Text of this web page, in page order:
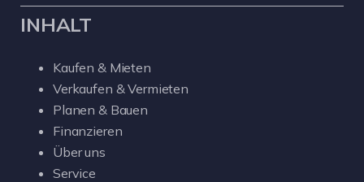
INHALT
Kaufen & Mieten
Verkaufen & Vermieten
Planen & Bauen
Finanzieren
Über uns
Service